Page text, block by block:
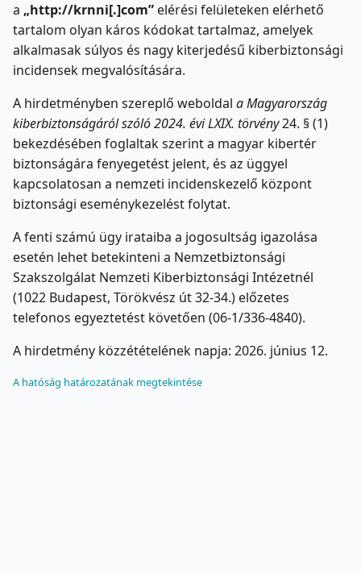
a „http://krnni[.]com” elérési felületeken elérhető
tartalom olyan káros kódokat tartalmaz, amelyek
alkalmasak súlyos és nagy kiterjedésű kiberbiztonsági
incidensek megvalósítására.
A hirdetményben szereplő weboldal a Magyarország
kiberbiztonságáról szóló 2024. évi LXIX. törvény24. § (1)
bekezdésében foglaltak szerint a magyar kibertér
biztonságára fenyegetést jelent, és az üggyel
kapcsolatosan a nemzeti incidenskezelő központ
biztonsági eseménykezelést folytat.
A fenti számú ügy irataiba a jogosultság igazolása
esetén lehet betekinteni a Nemzetbiztonsági
Szakszolgálat Nemzeti Kiberbiztonsági Intézetnél
(1022 Budapest, Törökvész út 32-34.) előzetes
telefonos egyeztetést követően (06-1/336-4840).
A hirdetmény közzétételének napja: 2026. június 12.
A hatóság határozatának megtekintése